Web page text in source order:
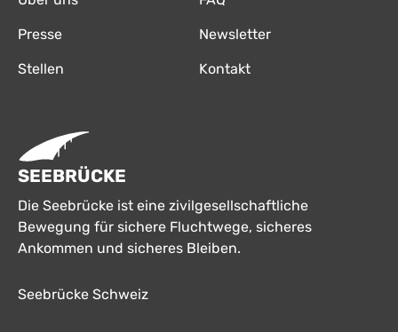
Presse Newsletter
Stellen Kontakt
SEEBRÜCKE
Die Seebrücke ist eine zivilgesellschaftliche
Bewegung für sichere Fluchtwege, sicheres
Ankommen und sicheres Bleiben.
Seebrücke Schweiz